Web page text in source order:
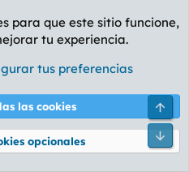
para que este sitio funcione,
tu experiencia.
tus preferencias
las cookies
opcionales
Pie